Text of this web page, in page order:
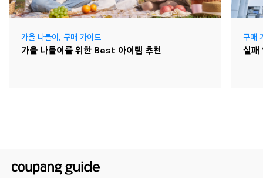
가을 나들이를 위한 Best 아이템 추천
가을 나들이 구매 가이드
실패
구매